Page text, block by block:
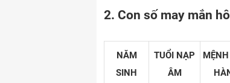
2. Con số may mắn
NĂM
SINH
TUỔI NẠP
ÂM